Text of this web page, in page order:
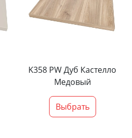
K358 PW Дуб Кастелло
Медовый
Выбрать